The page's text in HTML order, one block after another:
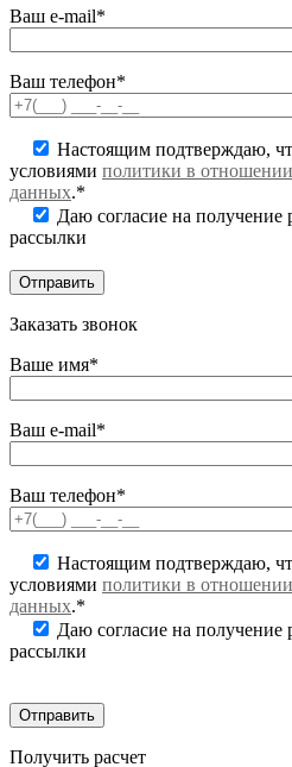
Ваш e-mail*
Ваш телефон*
Настоящим подтверждаю,
условиями политики в
данных.*
Даю согласие на
рассылки
Заказать звонок
Ваше имя*
Ваш e-mail*
Ваш телефон*
Настоящим подтверждаю,
условиями политики в
данных.*
Даю согласие на
рассылки
Получить расчет